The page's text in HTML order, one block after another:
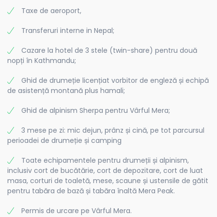
frontal
șosete trekking
buff
căciulă
trusă medicală proprie
trusă personală de igienă
Taxe de aeroport,
Transferuri interne in Nepal;
Cazare la hotel de 3 stele (twin-share) pentru două
nopți în Kathmandu;
Ghid de drumeție licențiat vorbitor de engleză și echipă
de asistență montană plus hamali;
Ghid de alpinism Sherpa pentru Vârful Mera;
3 mese pe zi: mic dejun, prânz și cină, pe tot parcursul
perioadei de drumeție și camping
Toate echipamentele pentru drumeții și alpinism,
inclusiv cort de bucătărie, cort de depozitare, cort de luat
masa, corturi de toaletă, mese, scaune și ustensile de gătit
pentru tabăra de bază și tabăra înaltă Mera Peak.
Permis de urcare pe Vârful Mera.